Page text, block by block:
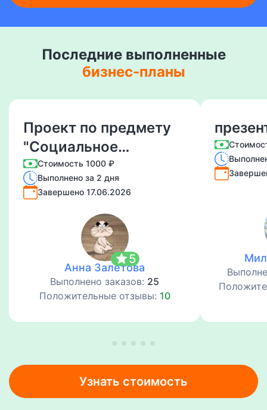
Последние выполненные
бизнес-планы
Проект по предмету
"Социальное
предпринимательство
и Некоммерческая
деятельность"
Стоимость 1000 ₽
Выполнено за 2 дня
Завершено 17.06.2026
star5
Анна Залетова
Выполнено заказов: 25
Положительные отзывы: 10
Узнать стоимость